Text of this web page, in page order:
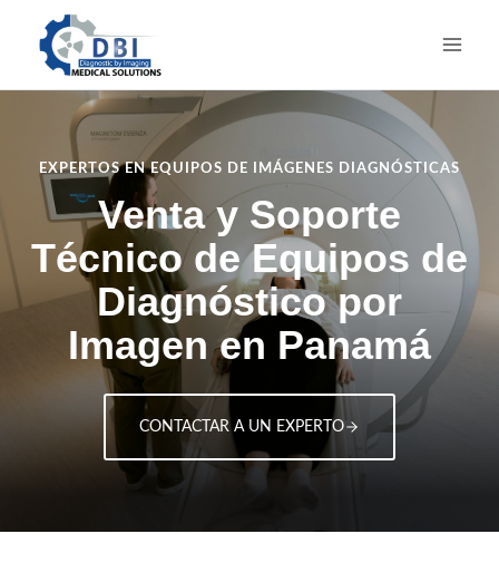
contenido
EXPERTOS EN EQUIPOS DE IMÁGENES DIAGNÓSTICAS
Venta y Soporte
Técnico de Equipos de
Diagnóstico por
Imagen en Panamá
CONTACTAR A UN EXPERTO